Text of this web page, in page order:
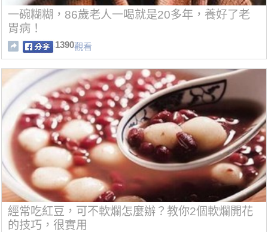
一碗糊糊，86歲老人一喝就是20多年，養好了老
胃病！
1390觀看
經常吃紅豆，可不軟爛怎麼辦？教你2個軟爛開花
的技巧，很實用